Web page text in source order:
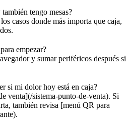
tengo mesas?
casos donde más importa que caja,
empezar?
y sumar periféricos después si
si mi dolor hoy está en caja?
venta](/sistema-punto-de-venta). Si
también revisa [menú QR para